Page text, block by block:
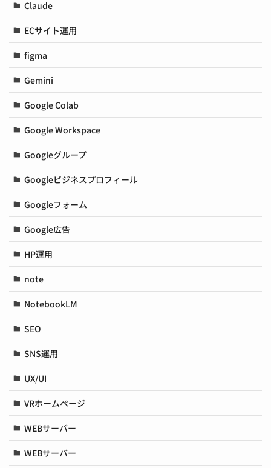
Claude
ECサイト運用
figma
Gemini
Google Colab
Google Workspace
Googleグループ
Googleビジネスプロフィール
Googleフォーム
Google広告
HP運用
note
NotebookLM
SEO
SNS運用
UX/UI
VRホームページ
WEBサーバー
WEBサーバー